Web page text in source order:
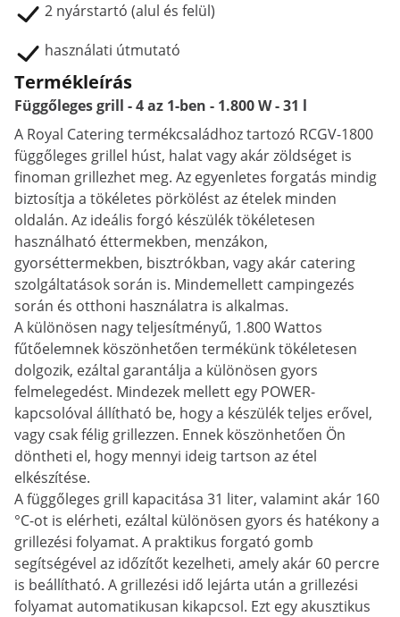
2 nyárstartó (alul és felül)
használati útmutató
Termékleírás
Függőleges grill - 4 az 1-ben - 1.800 W - 31 l
A Royal Catering termékcsaládhoz tartozó RCGV-1800
függőleges grillel húst, halat vagy akár zöldséget is
finoman grillezhet meg. Az egyenletes forgatás mindig
biztosítja a tökéletes pörkölést az ételek minden
oldalán. Az ideális forgó készülék tökéletesen
használható éttermekben, menzákon,
gyorséttermekben, bisztrókban, vagy akár catering
szolgáltatások során is. Mindemellett campingezés
során és otthoni használatra is alkalmas.
A különösen nagy teljesítményű, 1.800 Wattos
fűtőelemnek köszönhetően termékünk tökéletesen
dolgozik, ezáltal garantálja a különösen gyors
felmelegedést. Mindezek mellett egy POWER-
kapcsolóval állítható be, hogy a készülék teljes erővel,
vagy csak félig grillezzen. Ennek köszönhetően Ön
döntheti el, hogy mennyi ideig tartson az étel
elkészítése.
A függőleges grill kapacitása 31 liter, valamint akár 160
°C-ot is elérheti, ezáltal különösen gyors és hatékony a
grillezési folyamat. A praktikus forgató gomb
segítségével az időzítőt kezelheti, amely akár 60 percre
is beállítható. A grillezési idő lejárta után a grillezési
folyamat automatikusan kikapcsol. Ezt egy akusztikus